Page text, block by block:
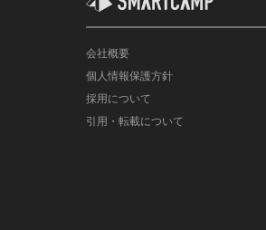
会社概要
個人情報保護方針
採用について
引用・転載について